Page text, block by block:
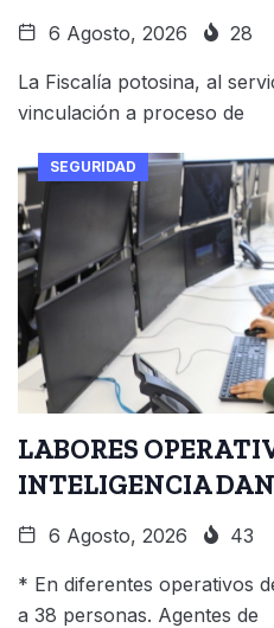
6 Agosto, 2026 28
La Fiscalía potosina, al
vinculación a proceso de
SEGURIDAD
LABORES
INTELIGENCIA
6 Agosto, 2026 43
* En diferentes operativos
a 38 personas. Agentes de